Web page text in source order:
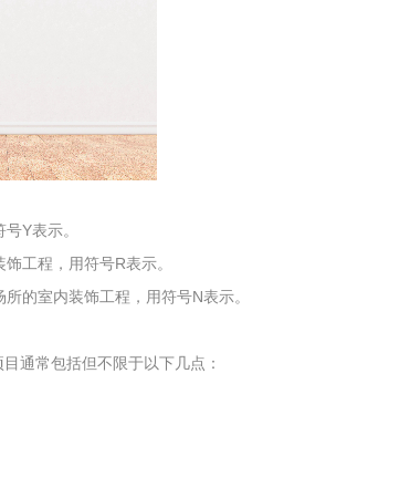
Y表示。
工程，用符号R表示。
的室内装饰工程，用符号N表示。
通常包括但不限于以下几点：